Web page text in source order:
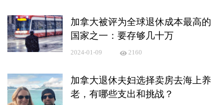
加拿大被评为全球退休成本最高的
国家之一：要存够几十万
2024-01-09 2160
加拿大退休夫妇选择卖房去海上养
老，有哪些支出和挑战？